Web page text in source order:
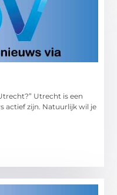
Utrecht is een
actief zijn. Natuurlijk wil je